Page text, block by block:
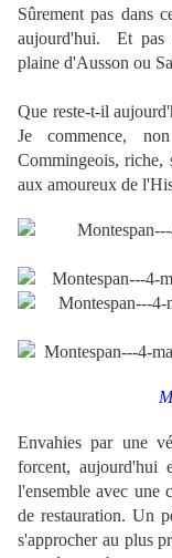
Sûrement pas dans
aujourd'hui. Et pas
plaine d'Ausson ou
Que reste-t-il
Je commence,
Commingeois, riche,
aux amoureux de
Envahies par une
forcent, aujourd'hui
l'ensemble avec une
de restauration. Un
s'approcher au plus